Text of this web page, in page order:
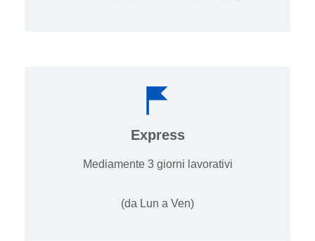
Express
Mediamente 3 giorni lavorativi
(da Lun a Ven)